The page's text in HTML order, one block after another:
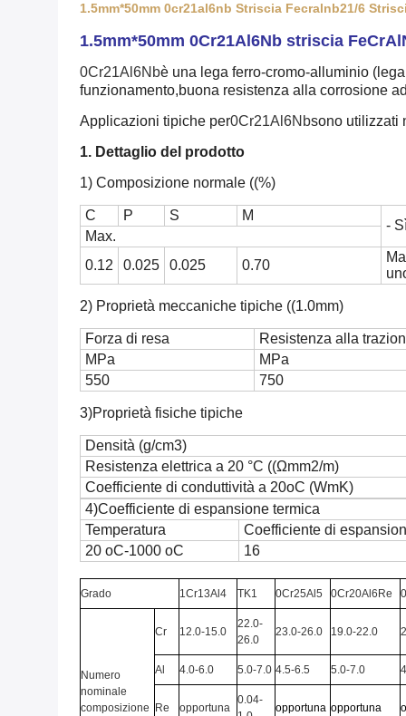
1.5mm*50mm 0cr21al6nb Striscia Fecralnb21/6
1.5mm*50mm 0Cr21Al6Nb striscia
0Cr21Al6Nbè una lega ferro-cromo-alluminio
funzionamento,buona resistenza alla corrosione
Applicazioni tipiche per0Cr21Al6Nbsono utilizzati
1. Dettaglio del prodotto
1) Composizione normale ((%)
C P S M
-
Max.
0.12
0.025 0.025 0.70
2) Proprietà meccaniche tipiche ((1.0mm)
Forza di resa Resistenza alla
MPa
MPa
550
750
3)Proprietà fisiche tipiche
Densità (g/cm3)
Resistenza elettrica a 20 °C ((Ωmm2/m)
Coefficiente di conduttività a 20oC (WmK)
4)Coefficiente di espansione termica
Temperatura
Coefficiente di
20 oC-1000 oC
16
Grado 1Cr13Al4 TK1 0Cr25Al5 0Cr20Al6Re
Numero
nominale
composizione
Cr 12.0-15.0
22.0-
26.0
23.0-26.0 19.0-22.0
Al 4.0-6.0 5.0-7.0 4.5-6.5 5.0-7.0
Re opportuna
0.04-
opportuna opportuna